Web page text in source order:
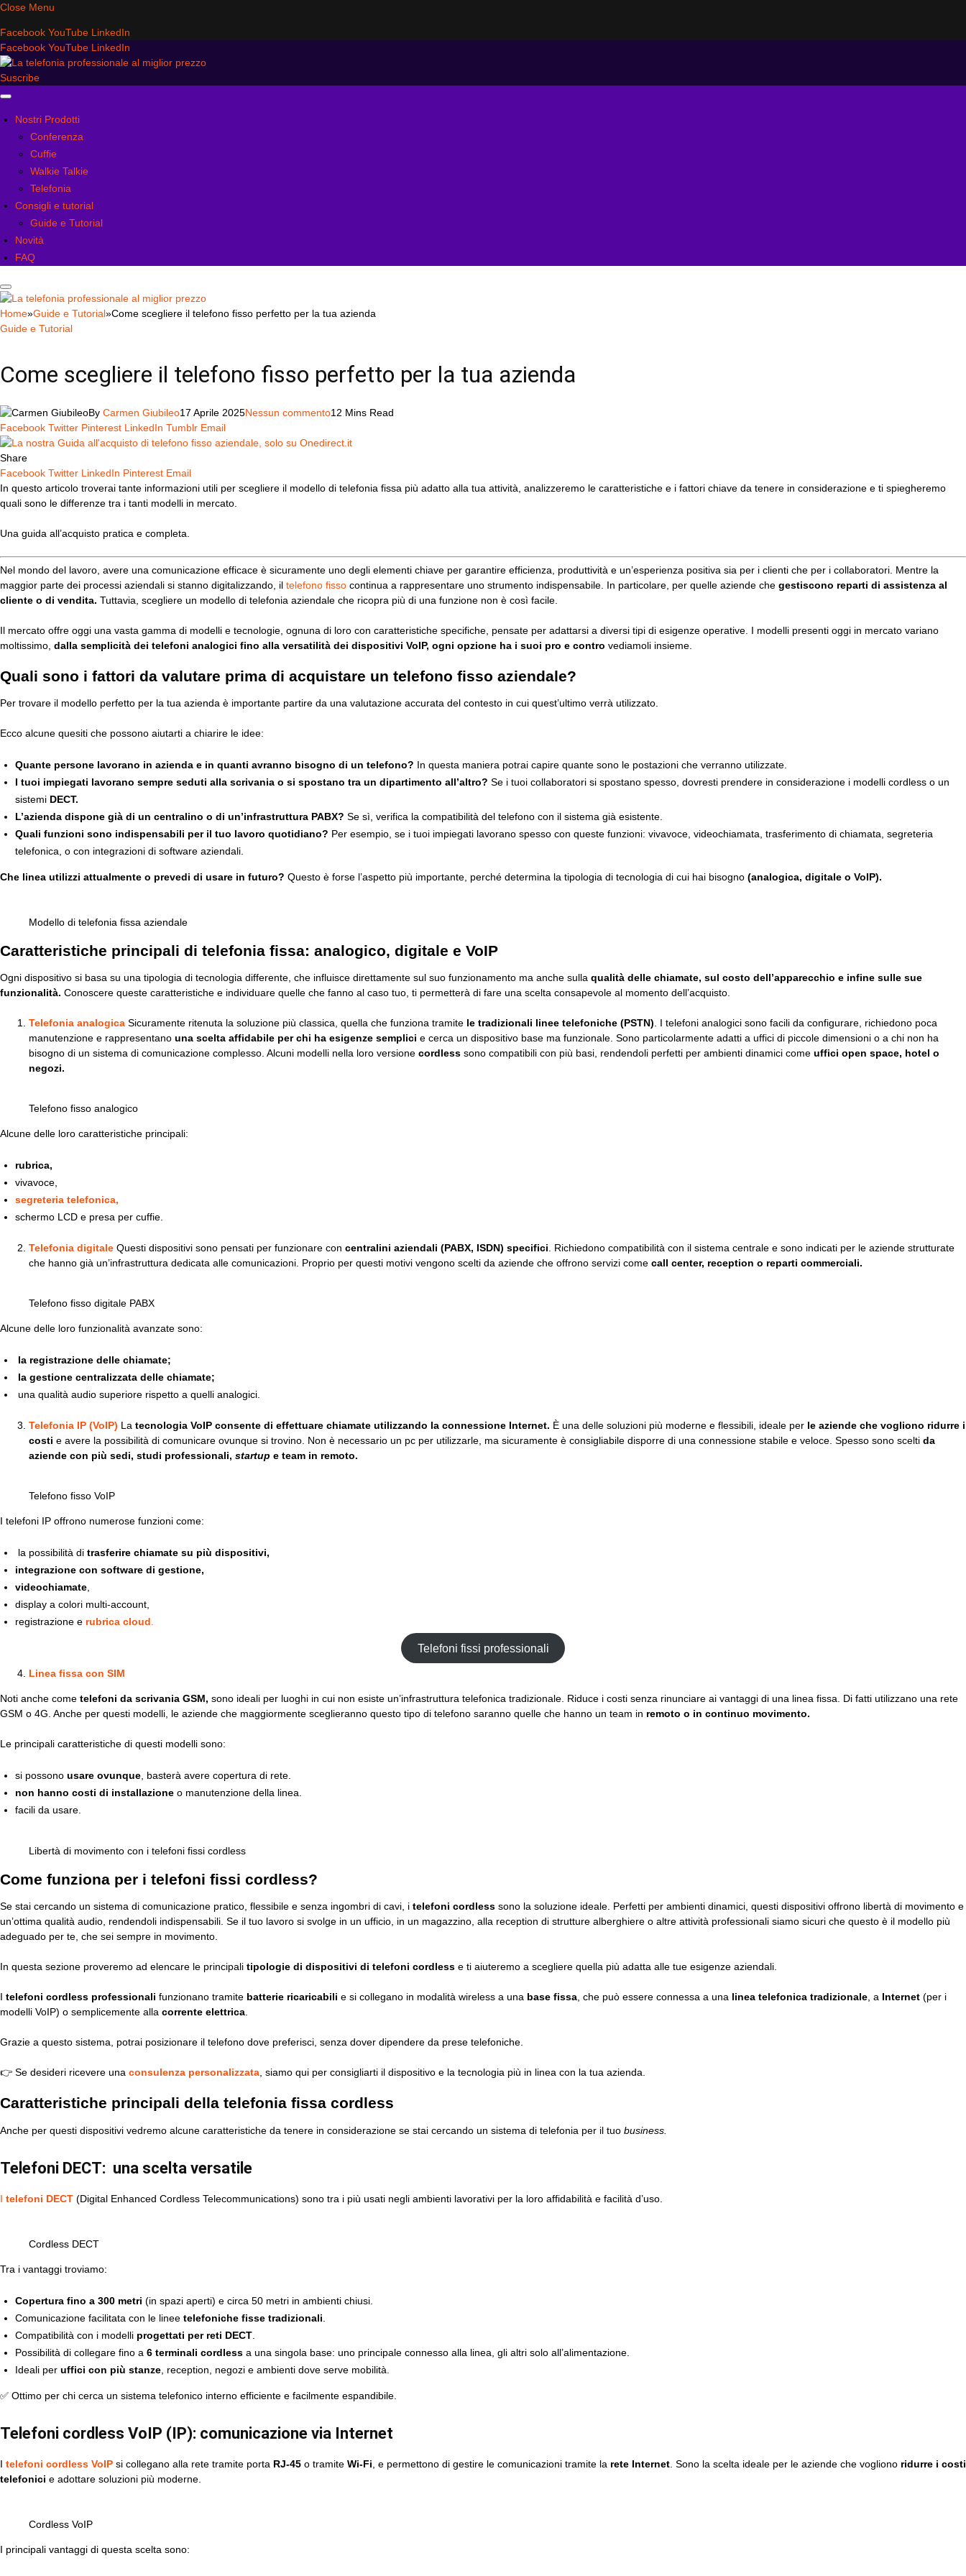
Close Menu
Facebook YouTube LinkedIn
Facebook YouTube LinkedIn
Suscribe
Nostri Prodotti
Conferenza
Cuffie
Walkie Talkie
Telefonia
Consigli e tutorial
Guide e Tutorial
Novità
FAQ
Home»Guide e Tutorial»Come scegliere il telefono fisso perfetto per la tua azienda
Guide e Tutorial
Come scegliere il telefono fisso perfetto per la tua azienda
By Carmen Giubileo17 Aprile 2025Nessun commento12 Mins Read
Facebook Twitter Pinterest LinkedIn Tumblr Email
Share
Facebook Twitter LinkedIn Pinterest Email
In questo articolo troverai tante informazioni utili per scegliere il modello di telefonia fissa più adatto alla tua attività, analizzeremo le caratteristiche e i fattori chiave da tenere in considerazione e ti spiegheremo
quali sono le differenze tra i tanti modelli in mercato.
Una guida all’acquisto pratica e completa.
Nel mondo del lavoro, avere una comunicazione efficace è sicuramente uno degli elementi chiave per garantire efficienza, produttività e un’esperienza positiva sia per i clienti che per i collaboratori. Mentre la
maggior parte dei processi aziendali si stanno digitalizzando, il telefono fisso continua a rappresentare uno strumento indispensabile. In particolare, per quelle aziende che gestiscono reparti di assistenza al
cliente o di vendita. Tuttavia, scegliere un modello di telefonia aziendale che ricopra più di una funzione non è così facile.
Il mercato offre oggi una vasta gamma di modelli e tecnologie, ognuna di loro con caratteristiche specifiche, pensate per adattarsi a diversi tipi di esigenze operative. I modelli presenti oggi in mercato variano
moltissimo, dalla semplicità dei telefoni analogici fino alla versatilità dei dispositivi VoIP, ogni opzione ha i suoi pro e contro vediamoli insieme.
Quali sono i fattori da valutare prima di acquistare un telefono fisso aziendale?
Per trovare il modello perfetto per la tua azienda è importante partire da una valutazione accurata del contesto in cui quest’ultimo verrà utilizzato.
Ecco alcune quesiti che possono aiutarti a chiarire le idee:
Quante persone lavorano in azienda e in quanti avranno bisogno di un telefono? In questa maniera potrai capire quante sono le postazioni che verranno utilizzate.
I tuoi impiegati lavorano sempre seduti alla scrivania o si spostano tra un dipartimento all’altro? Se i tuoi collaboratori si spostano spesso, dovresti prendere in considerazione i modelli cordless o un
sistemi DECT.
L’azienda dispone già di un centralino o di un’infrastruttura PABX? Se sì, verifica la compatibilità del telefono con il sistema già esistente.
Quali funzioni sono indispensabili per il tuo lavoro quotidiano? Per esempio, se i tuoi impiegati lavorano spesso con queste funzioni: vivavoce, videochiamata, trasferimento di chiamata, segreteria
telefonica, o con integrazioni di software aziendali.
Che linea utilizzi attualmente o prevedi di usare in futuro? Questo è forse l’aspetto più importante, perché determina la tipologia di tecnologia di cui hai bisogno (analogica, digitale o VoIP).
Modello di telefonia fissa aziendale
Caratteristiche principali di telefonia fissa: analogico, digitale e VoIP
Ogni dispositivo si basa su una tipologia di tecnologia differente, che influisce direttamente sul suo funzionamento ma anche sulla qualità delle chiamate, sul costo dell’apparecchio e infine sulle sue
funzionalità. Conoscere queste caratteristiche e individuare quelle che fanno al caso tuo, ti permetterà di fare una scelta consapevole al momento dell’acquisto.
Telefonia analogica Sicuramente ritenuta la soluzione più classica, quella che funziona tramite le tradizionali linee telefoniche (PSTN). I telefoni analogici sono facili da configurare, richiedono poca
manutenzione e rappresentano una scelta affidabile per chi ha esigenze semplici e cerca un dispositivo base ma funzionale. Sono particolarmente adatti a uffici di piccole dimensioni o a chi non ha
bisogno di un sistema di comunicazione complesso. Alcuni modelli nella loro versione cordless sono compatibili con più basi, rendendoli perfetti per ambienti dinamici come uffici open space, hotel o
negozi.
Telefono fisso analogico
Alcune delle loro caratteristiche principali:
rubrica,
vivavoce,
segreteria telefonica,
schermo LCD e presa per cuffie.
Telefonia digitale Questi dispositivi sono pensati per funzionare con centralini aziendali (PABX, ISDN) specifici. Richiedono compatibilità con il sistema centrale e sono indicati per le aziende strutturate
che hanno già un’infrastruttura dedicata alle comunicazioni. Proprio per questi motivi vengono scelti da aziende che offrono servizi come call center, reception o reparti commerciali.
Telefono fisso digitale PABX
Alcune delle loro funzionalità avanzate sono:
la registrazione delle chiamate;
la gestione centralizzata delle chiamate;
una qualità audio superiore rispetto a quelli analogici.
Telefonia IP (VoIP) La tecnologia VoIP consente di effettuare chiamate utilizzando la connessione Internet. È una delle soluzioni più moderne e flessibili, ideale per le aziende che vogliono ridurre i
costi e avere la possibilità di comunicare ovunque si trovino. Non è necessario un pc per utilizzarle, ma sicuramente è consigliabile disporre di una connessione stabile e veloce. Spesso sono scelti da
aziende con più sedi, studi professionali, startup e team in remoto.
Telefono fisso VoIP
I telefoni IP offrono numerose funzioni come:
la possibilità di trasferire chiamate su più dispositivi,
integrazione con software di gestione,
videochiamate,
display a colori multi-account,
registrazione e rubrica cloud.
Telefoni fissi professionali
Linea fissa con SIM
Noti anche come telefoni da scrivania GSM, sono ideali per luoghi in cui non esiste un’infrastruttura telefonica tradizionale. Riduce i costi senza rinunciare ai vantaggi di una linea fissa. Di fatti utilizzano una rete
GSM o 4G. Anche per questi modelli, le aziende che maggiormente sceglieranno questo tipo di telefono saranno quelle che hanno un team in remoto o in continuo movimento.
Le principali caratteristiche di questi modelli sono:
si possono usare ovunque, basterà avere copertura di rete.
non hanno costi di installazione o manutenzione della linea.
facili da usare.
Libertà di movimento con i telefoni fissi cordless
Come funziona per i telefoni fissi cordless?
Se stai cercando un sistema di comunicazione pratico, flessibile e senza ingombri di cavi, i telefoni cordless sono la soluzione ideale. Perfetti per ambienti dinamici, questi dispositivi offrono libertà di movimento e
un’ottima qualità audio, rendendoli indispensabili. Se il tuo lavoro si svolge in un ufficio, in un magazzino, alla reception di strutture alberghiere o altre attività professionali siamo sicuri che questo è il modello più
adeguado per te, che sei sempre in movimento.
In questa sezione proveremo ad elencare le principali tipologie di dispositivi di telefoni cordless e ti aiuteremo a scegliere quella più adatta alle tue esigenze aziendali.
I telefoni cordless professionali funzionano tramite batterie ricaricabili e si collegano in modalità wireless a una base fissa , che può essere connessa a una linea telefonica tradizionale , a Internet (per i
modelli VoIP) o semplicemente alla corrente elettrica
Grazie a questo sistema, potrai posizionare il telefono dove preferisci, senza dover dipendere da prese telefoniche.
👉 Se desideri ricevere una consulenza personalizzata , siamo qui per consigliarti il dispositivo e la tecnologia più in linea con la tua azienda.
Caratteristiche principali della telefonia fissa cordless
Anche per questi dispositivi vedremo alcune caratteristiche da tenere in considerazione se stai cercando un sistema di telefonia per il tuo business.
Telefoni DECT: una scelta versatile
I telefoni DECT (Digital Enhanced Cordless Telecommunications) sono tra i più usati negli ambienti lavorativi per la loro affidabilità e facilità d’uso.
Cordless DECT
Tra i vantaggi troviamo:
Copertura fino a 300 metri (in spazi aperti) e circa 50 metri in ambienti chiusi.
Comunicazione facilitata con le linee telefoniche fisse tradizionali
Compatibilità con i modelli progettati per reti DECT
Possibilità di collegare fino a 6 terminali cordless a una singola base: uno principale connesso alla linea, gli altri solo all’alimentazione.
Ideali per uffici con più stanze , reception, negozi e ambienti dove serve mobilità.
✅ Ottimo per chi cerca un sistema telefonico interno efficiente e facilmente espandibile.
Telefoni cordless VoIP (IP): comunicazione via Internet
I telefoni cordless VoIP si collegano alla rete tramite porta RJ-45 o tramite Wi-Fi , e permettono di gestire le comunicazioni tramite la rete Internet . Sono la scelta ideale per le aziende che vogliono ridurre i costi
telefonici e adottare soluzioni più moderne.
Cordless VoIP
I principali vantaggi di questa scelta sono: